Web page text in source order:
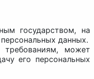
государством, на
данных.
требованиям, может
его персональных